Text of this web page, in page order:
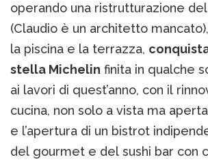
operando una ristrutturazione
(Claudio è un architetto
la piscina e la terrazza,
stella Michelin finita in qualche
ai lavori di quest’anno, con il
cucina, non solo a vista ma
e l’apertura di un bistrot
del gourmet e del sushi bar con